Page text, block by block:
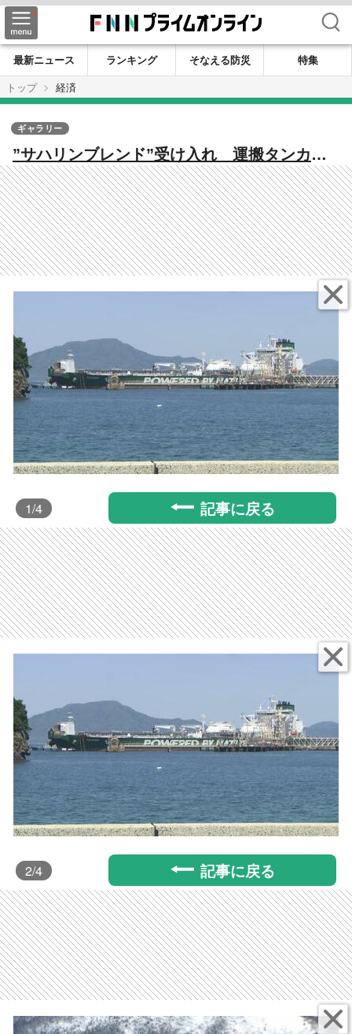
検索
最新ニュース ランキング そなえる防災
特集
トップ
経済
”サハリンブレンド”受け入れ 運搬タンカー
は制裁対象…調達先多角化に寄与するか
ギャラリー
1/4 記事に戻る
2/4 記事に戻る